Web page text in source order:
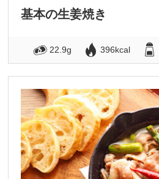
基本の生姜焼き
22.9g 396kcal